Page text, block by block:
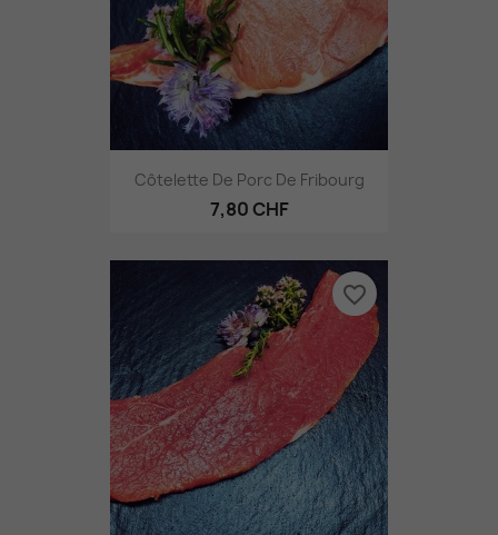
Côtelette De Porc De Fribourg
7,80 CHF
favorite_border